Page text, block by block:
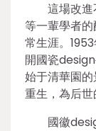
這場改
等一輩學者
常生涯。
開國瓷
始于清華園
重生，為后世
國徽